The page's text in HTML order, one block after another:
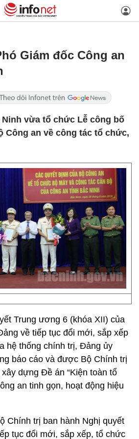
Giám đốc Công an
vừa tổ chức Lễ công bố
Công an về công tác tổ chức,
Trung ương 6 (khóa XII) của
về tiếp tục đổi mới, sắp xếp
hệ thống chính trị, Đảng ủy
báo cáo và được Bộ Chính trị
dựng Đề án “Kiện toàn tổ
an tinh gọn, hoạt động hiệu
Chính trị ban hành Nghị quyết
tục đổi mới, sắp xếp, tổ chức